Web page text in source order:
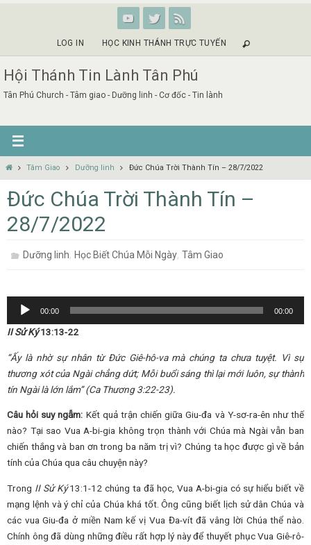
LOG IN HỌC KINH THÁNH TRỰC TUYẾN
Hội Thánh Tin Lành Tân Phú
Tân Phú Church - Tâm giao - Dưỡng linh - Cơ đốc - Tin lành
HomeTâm Giao Dưỡng linh Đức Chúa Trời Thành Tín – 28/7/2022
Đức Chúa Trời Thành Tín –
28/7/2022
Dưỡng linh,Học Biết Chúa Mỗi Ngày,Tâm Giao
Audio
00:00 00:00
II Sử Ký13:13-22
“Ấy là nhờ sự nhân từ Đức Giê-hô-va mà chúng ta chưa tuyệt. Vì sự
thương xót của Ngài chẳng dứt; Mỗi buổi sáng thì lại mới luôn, sự thành
tín Ngài là lớn lắm” (Ca Thương 3:22-23).
Câu hỏi suy ngẫm: Kết quả trận chiến giữa Giu-đa và Y-sơ-ra-ên như thế
nào? Tại sao Vua A-bi-gia không trọn thành với Chúa mà Ngài vẫn ban
chiến thắng và ban ơn trong ba năm trị vì? Chúng ta học được gì về bản
tính của Chúa qua câu chuyện này?
Trong II Sử Ký13:1-12 chúng ta đã học, Vua A-bi-gia có sự hiểu biết về
mạng lệnh và ý chỉ của Chúa khá tốt. Ông cũng biết lịch sử dân Chúa và
các vua Giu-đa ở miền Nam kế vị Vua Đa-vít đã vâng lời Chúa thể nào.
Chính ông đã dùng những điều rất hợp lý này để thuyết phục Vua Giê-rô-